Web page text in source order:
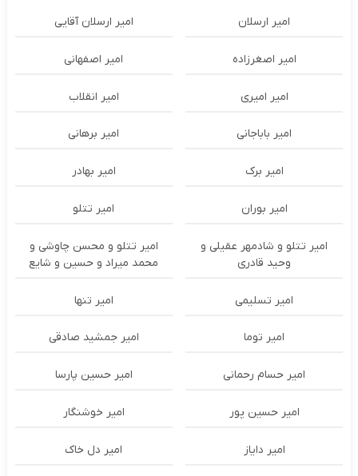
امیر ارسلان امیر ارسلان آقایی
امیر اصغرزاده امیر اصفهانی
امیر امیری امیر انقلاب
امیر باباجانی امیر برهانی
امیر برک امیر بهادر
امیر بوران امیر تتلو
امیر تتلو و شادمهر عقیلی و
وحید قادری
امیر تتلو و محسن چاوشی و
محمد میراد و حسین و شایع
امیر تسلیمی امیر تنها
امیر توما امیر جمشید صادقی
امیر حسام رحمانی امیر حسین پارسا
امیر حسین پور امیر خوشنگار
امیر دایاز امیر دل خاک